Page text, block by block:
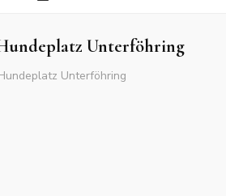
Unterföhring
Unterföhring